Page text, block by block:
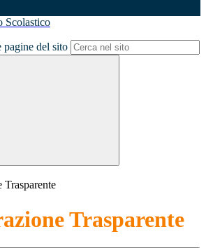
Scolastico
pagine del sito
Trasparente